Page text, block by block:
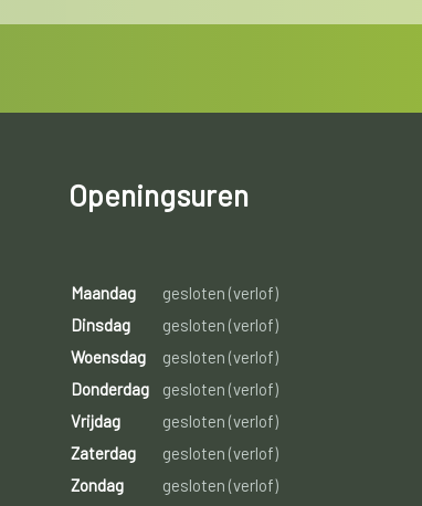
Openingsuren
Maandag
gesloten (verlof)
Dinsdag
gesloten (verlof)
Woensdag
gesloten (verlof)
Donderdag
gesloten (verlof)
Vrijdag
gesloten (verlof)
Zaterdag
gesloten (verlof)
Zondag
gesloten (verlof)